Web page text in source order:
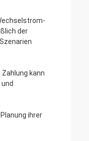
der
kann
ihrer